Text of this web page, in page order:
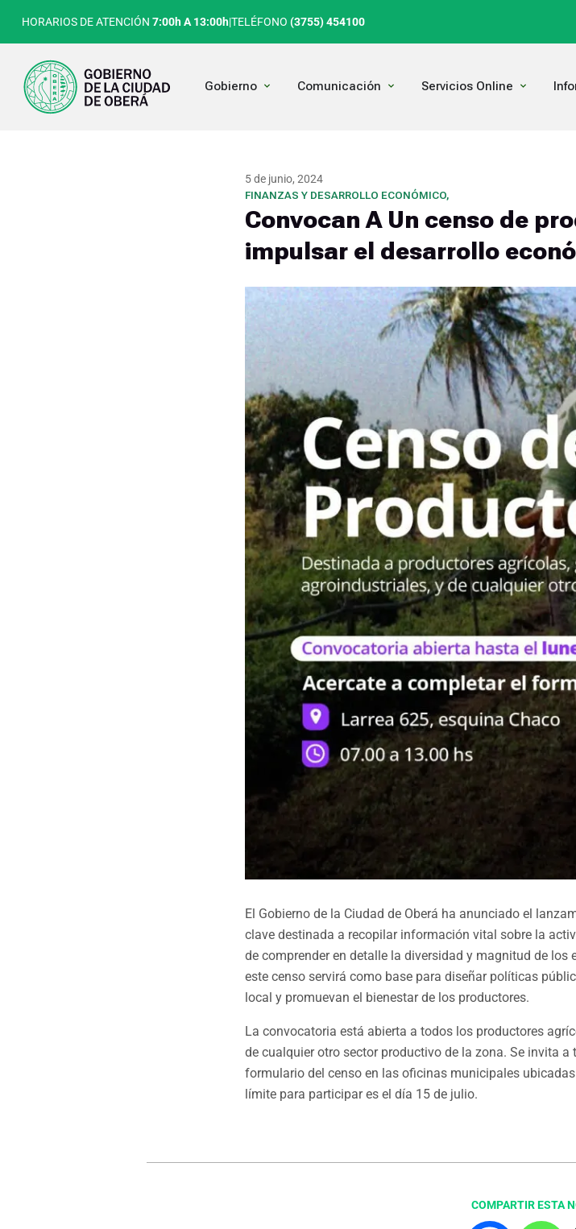
HORARIOS DE ATENCIÓN 7:00h A 13:00h|TELÉFONO (3755) 454100
Gobierno Open Gobierno
Comunicación Open Comunicación
Servicios Online Open
5 de junio, 2024
FINANZAS Y DESARROLLO ECONÓMICO,
Convocan A Un censo de
impulsar el desarrollo
El Gobierno de la Ciudad de Oberá ha anunciado el
clave destinada a recopilar información vital sobre la
de comprender en detalle la diversidad y magnitud de
este censo servirá como base para diseñar políticas
local y promuevan el bienestar de los productores.
La convocatoria está abierta a todos los productores
de cualquier otro sector productivo de la zona. Se invita
formulario del censo en las oficinas municipales
límite para participar es el día 15 de julio.
COMPARTIR ESTA